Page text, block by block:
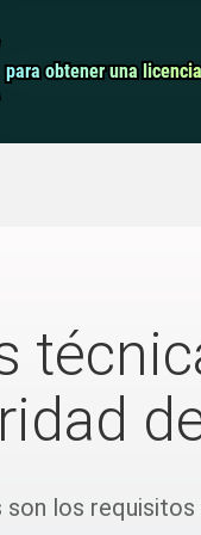
para obtener una
para obtener una
son los